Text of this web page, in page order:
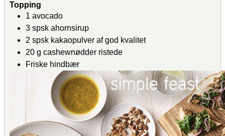
Topping
1 avocado
3 spsk ahornsirup
2 spsk kakaopulver af god kvalitet
20 g cashewnødder ristede
Friske hindbær